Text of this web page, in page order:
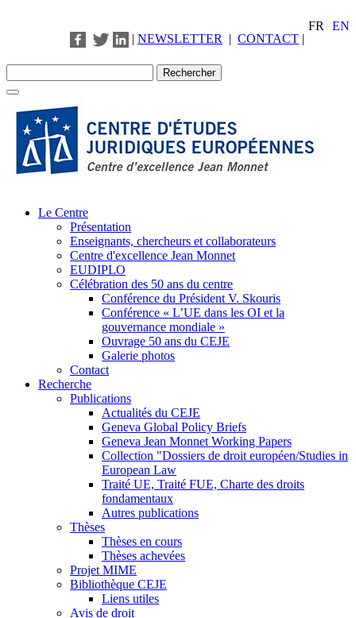
FR
EN
| NEWSLETTER | CONTACT |
Le Centre
Présentation
Enseignants, chercheurs et collaborateurs
Centre d'excellence Jean Monnet
EUDIPLO
Célébration des 50 ans du centre
Conférence du Président V. Skouris
Conférence « L’UE dans les OI et la
gouvernance mondiale »
Ouvrage 50 ans du CEJE
Galerie photos
Contact
Recherche
Publications
Actualités du CEJE
Geneva Global Policy Briefs
Geneva Jean Monnet Working Papers
Collection "Dossiers de droit européen/Studies in
European Law
Traité UE, Traité FUE, Charte des droits
fondamentaux
Autres publications
Thèses
Thèses en cours
Thèses achevées
Projet MIME
Bibliothèque CEJE
Liens utiles
Avis de droit